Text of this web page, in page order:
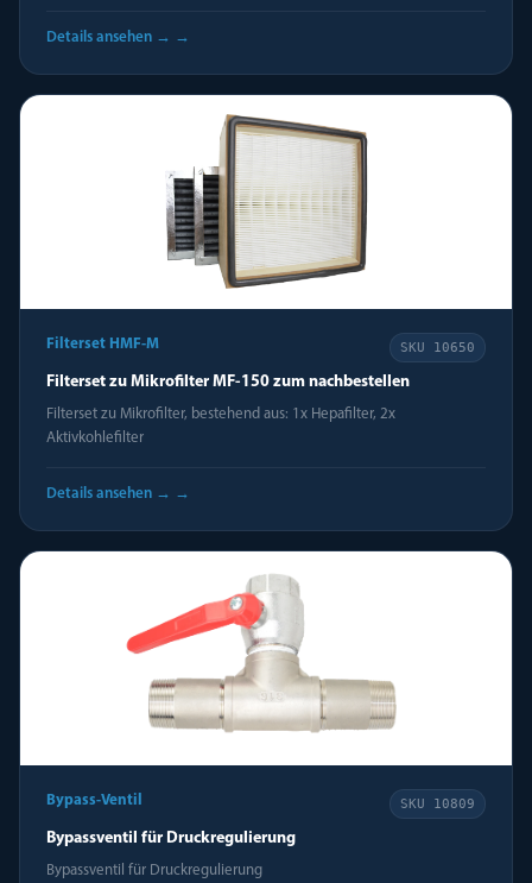
Details ansehen → →
Filterset HMF-M SKU 10650
Filterset zu Mikrofilter MF-150 zum nachbestellen
Filterset zu Mikrofilter, bestehend aus: 1x Hepafilter, 2x
Aktivkohlefilter
Details ansehen → →
Bypass-Ventil SKU 10809
Bypassventil für Druckregulierung
Bypassventil für Druckregulierung